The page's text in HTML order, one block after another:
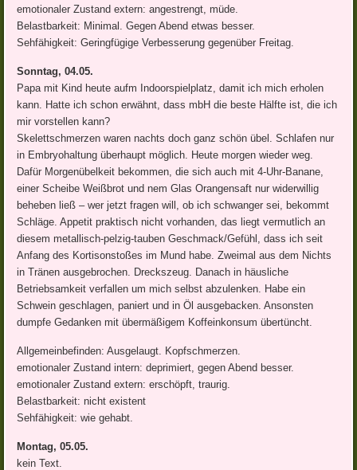
emotionaler Zustand extern: angestrengt, müde.
Belastbarkeit: Minimal. Gegen Abend etwas besser.
Sehfähigkeit: Geringfügige Verbesserung gegenüber Freitag.
Sonntag, 04.05.
Papa mit Kind heute aufm Indoorspielplatz, damit ich mich erholen
kann. Hatte ich schon erwähnt, dass mbH die beste Hälfte ist, die ich
mir vorstellen kann?
Skelettschmerzen waren nachts doch ganz schön übel. Schlafen nur
in Embryohaltung überhaupt möglich. Heute morgen wieder weg.
Dafür Morgenübelkeit bekommen, die sich auch mit 4-Uhr-Banane,
einer Scheibe Weißbrot und nem Glas Orangensaft nur widerwillig
beheben ließ – wer jetzt fragen will, ob ich schwanger sei, bekommt
Schläge. Appetit praktisch nicht vorhanden, das liegt vermutlich an
diesem metallisch-pelzig-tauben Geschmack/Gefühl, dass ich seit
Anfang des Kortisonstoßes im Mund habe. Zweimal aus dem Nichts
in Tränen ausgebrochen. Dreckszeug. Danach in häusliche
Betriebsamkeit verfallen um mich selbst abzulenken. Habe ein
Schwein geschlagen, paniert und in Öl ausgebacken. Ansonsten
dumpfe Gedanken mit übermäßigem Koffeinkonsum übertüncht.
Allgemeinbefinden: Ausgelaugt. Kopfschmerzen.
emotionaler Zustand intern: deprimiert, gegen Abend besser.
emotionaler Zustand extern: erschöpft, traurig.
Belastbarkeit: nicht existent
Sehfähigkeit: wie gehabt.
Montag, 05.05.
kein Text.